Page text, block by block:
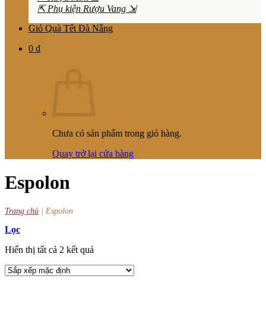
⇱ Phụ kiện Rượu Vang ⇲
Giỏ Quà Tết Đà Nẵng
0 ₫
Chưa có sản phẩm trong giỏ hàng.
Quay trở lại cửa hàng
Espolon
Trang chủ Espolon
Lọc
Hiển thị tất cả 2 kết quả